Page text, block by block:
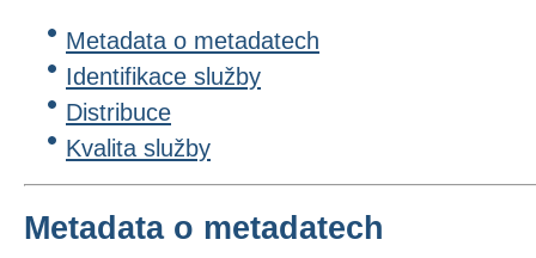
Metadata o metadatech
Identifikace služby
Distribuce
Kvalita služby
Metadata o metadatech